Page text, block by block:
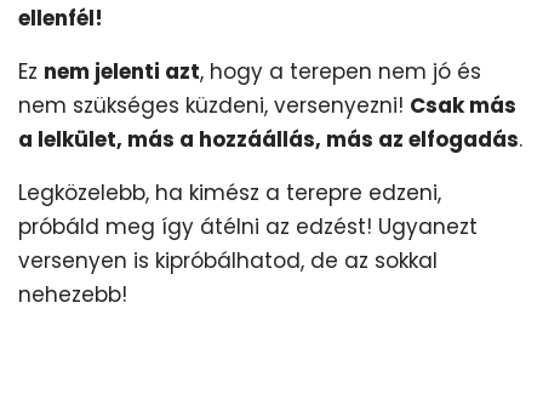
ellenfél!
Ez nem jelenti azt, hogy a terepen nem jó és
nem szükséges küzdeni, versenyezni! Csak más
a lelkület, más a hozzáállás, más az elfogadás.
Legközelebb, ha kimész a terepre edzeni,
próbáld meg így átélni az edzést! Ugyanezt
versenyen is kipróbálhatod, de az sokkal
nehezebb!